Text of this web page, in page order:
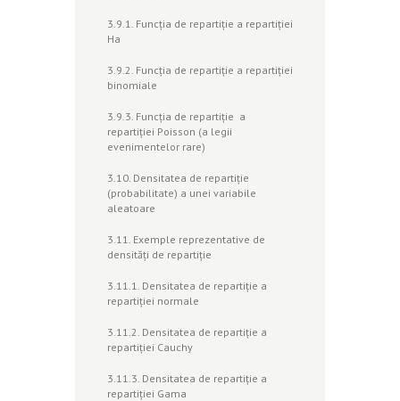
3.9.1. Funcţia de repartiţie a repartiţiei
Ha
3.9.2. Funcţia de repartiţie a repartiţiei
binomiale
3.9.3. Funcţia de repartiţie a
repartiţiei Poisson (a legii
evenimentelor rare)
3.10. Densitatea de repartiţie
(probabilitate) a unei variabile
aleatoare
3.11. Exemple reprezentative de
densităţi de repartiţie
3.11.1. Densitatea de repartiţie a
repartiţiei normale
3.11.2. Densitatea de repartiţie a
repartiţiei Cauchy
3.11.3. Densitatea de repartiţie a
repartiţiei Gama